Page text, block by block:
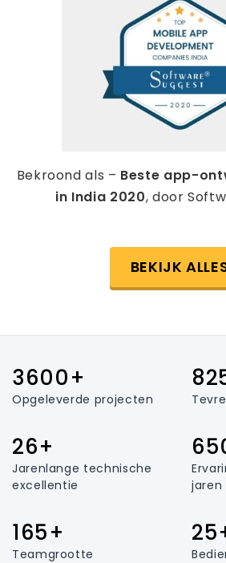
Bekroond als – Beste app-
in India 2020, door
BEKIJK
3600+
Opgeleverde projecten
26+
Jarenlange technische
excellentie
jaren
165+
Teamgrootte